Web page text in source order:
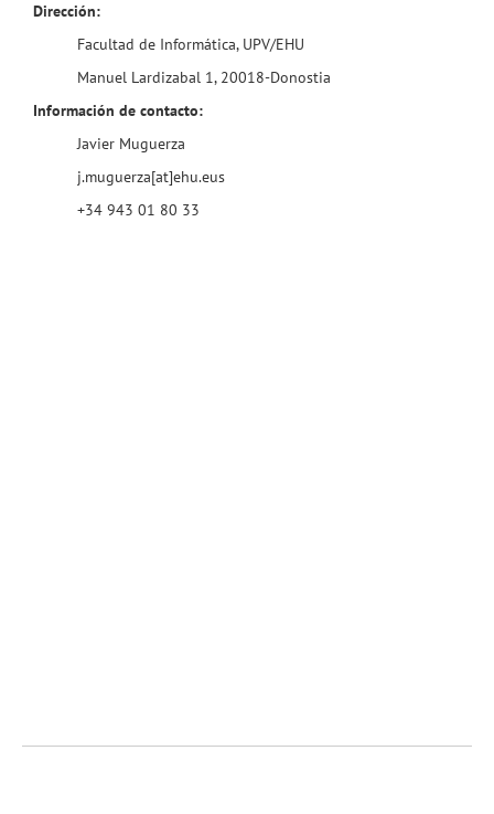
Dirección:
Facultad de Informática, UPV/EHU
Manuel Lardizabal 1, 20018-Donostia
Información de contacto:
Javier Muguerza
j.muguerza[at]ehu.eus
+34 943 01 80 33